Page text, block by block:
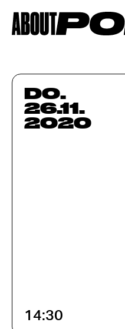
DO.
26.11.
2020
14:30